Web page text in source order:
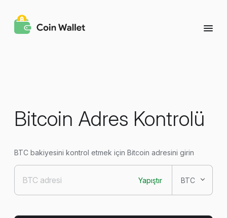
Bitcoin Adres Kontrolü
BTC bakiyesini kontrol etmek için Bitcoin adresini girin
Yapıştır BTC